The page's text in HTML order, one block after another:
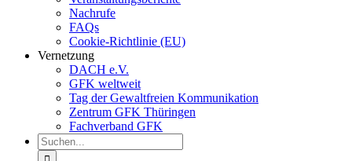
Nachrufe
FAQs
Cookie-Richtlinie (EU)
Vernetzung
DACH e.V.
GFK weltweit
Tag der Gewaltfreien Kommunikation
Zentrum GFK Thüringen
Fachverband GFK
Suche
nach: